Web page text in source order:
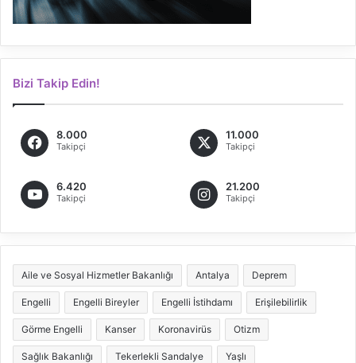
Bizi Takip Edin!
8.000
Takipçi
11.000
Takipçi
6.420
Takipçi
21.200
Takipçi
Aile ve Sosyal Hizmetler Bakanlığı Antalya Deprem
Engelli Engelli Bireyler Engelli İstihdamı Erişilebilirlik
Görme Engelli Kanser Koronavirüs Otizm
Sağlık Bakanlığı Tekerlekli Sandalye Yaşlı